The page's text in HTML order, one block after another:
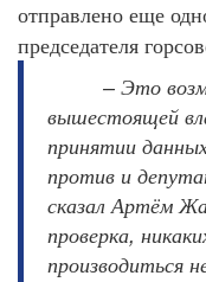
отправлено еще
председателя
– Это
вышестоящей
принятии
против и
сказал Артём
проверка,
производиться